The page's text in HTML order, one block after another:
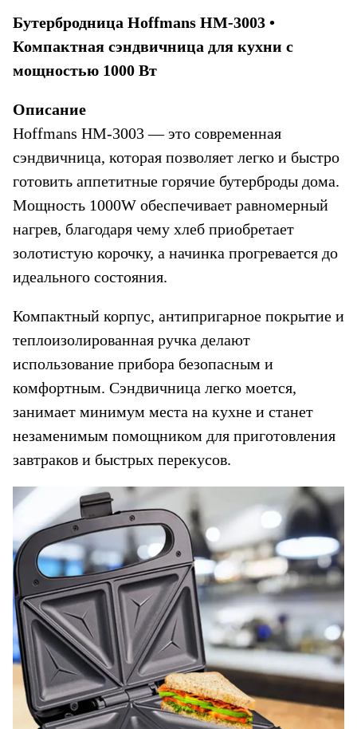
Бутербродница Hoffmans HM-3003 •
Компактная сэндвичница для кухни с
мощностью 1000 Вт
Описание
Hoffmans HM-3003 — это современная
сэндвичница, которая позволяет легко и быстро
готовить аппетитные горячие бутерброды дома.
Мощность 1000W обеспечивает равномерный
нагрев, благодаря чему хлеб приобретает
золотистую корочку, а начинка прогревается до
идеального состояния.
Компактный корпус, антипригарное покрытие и
теплоизолированная ручка делают
использование прибора безопасным и
комфортным. Сэндвичница легко моется,
занимает минимум места на кухне и станет
незаменимым помощником для приготовления
завтраков и быстрых перекусов.